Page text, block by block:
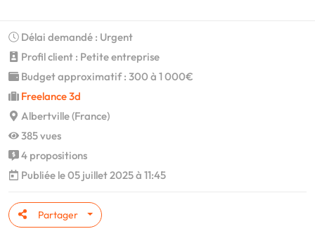
Délai demandé : Urgent
Profil client : Petite entreprise
Budget approximatif : 300 à 1 000€
Freelance 3d
Albertville (France)
385 vues
4 propositions
Publiée le 05 juillet 2025 à 11:45
Partager